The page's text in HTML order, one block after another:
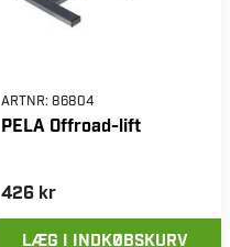
ARTNR: 86804
PELA Offroad-lift
426 kr
LÆG I INDKØBSKURV